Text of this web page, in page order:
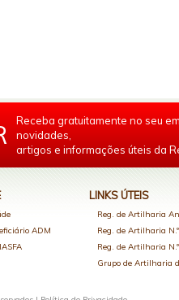
Receba gratuitamente no seu
novidades,
artigos e informações úteis da
ADM
LINKS ÚTEIS
Reg. de Artilharia
Reg. de Artilharia
Reg. de Artilharia
Grupo de Artilharia